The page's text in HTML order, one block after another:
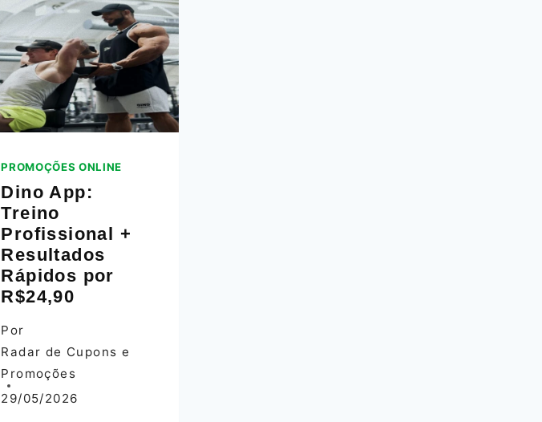
A
CATÓLICA
E
GANHE
DESCONTOS
PROMOÇÕES ONLINE
Dino App:
Treino
Profissional +
Resultados
Rápidos por
R$24,90
Por
Radar de Cupons e
Promoções
29/05/2026